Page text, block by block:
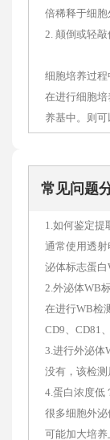
倍稀释于细胞
2. 颠倒或轻敲
细胞培养过程
在进行细胞
养基中。则可
常见问题
1.如何鉴定提
通常使用透
泌体标志蛋白
2.外泌体WB
在进行WB检
CD9、CD81
3.进行外泌体
没有，该检测
4.蛋白浓度低
很多细胞外
可能加大培养